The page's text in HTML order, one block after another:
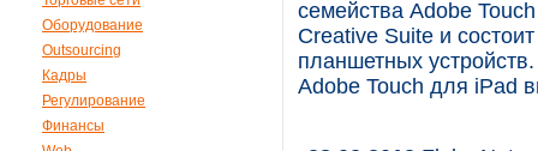
Оборудование
Outsourcing
Кадры
Регулирование
Финансы
семейства Adobe
Creative Suite и
планшетных
Adobe Touch для iPad